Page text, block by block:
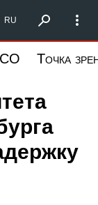
Запад
RU
Точка